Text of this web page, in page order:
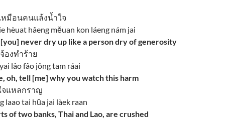
หมือนคนแล้งน้ำใจ
hèuat hâeng mĕuan kon láeng nám jai
never dry up like a person dry of generosity
องทำร้าย
lâo fâo jông tam ráai
oh, tell [me] why you watch this harm
จแหลกราญ
laao tai hŭa jai làek raan
of two banks, Thai and Lao, are crushed